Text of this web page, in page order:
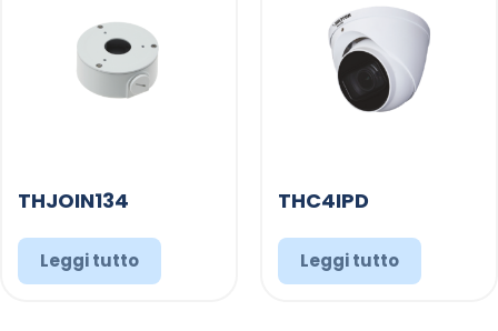
THJOIN134
Leggi tutto
THC4IPD
Leggi tutto